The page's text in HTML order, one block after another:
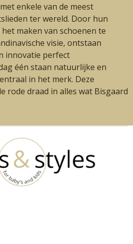
enkele van de meest
ter wereld. Door hun
maken van schoenen te
visie, ontstaan
innovatie perfect
één staan natuurlijke en
in het merk. Deze
rode draad in alles wat Bisgaard